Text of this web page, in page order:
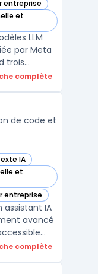
entreprise
et
LLM
par Meta
trois
(usage
complète
de code et
IA
et
entreprise
assistant IA
avancé
aux
complète